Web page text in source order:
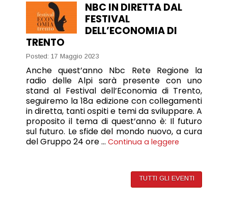
NBC IN DIRETTA DAL
FESTIVAL
DELL’ECONOMIA DI
TRENTO
Posted: 17 Maggio 2023
Anche quest’anno Nbc Rete Regione la
radio delle Alpi sarà presente con uno
stand al Festival dell’Economia di Trento,
seguiremo la 18a edizione con collegamenti
in diretta, tanti ospiti e temi da sviluppare. A
proposito il tema di quest’anno è: Il futuro
sul futuro. Le sfide del mondo nuovo, a cura
del Gruppo 24 ore … Continua a leggere
TUTTI GLI EVENTI